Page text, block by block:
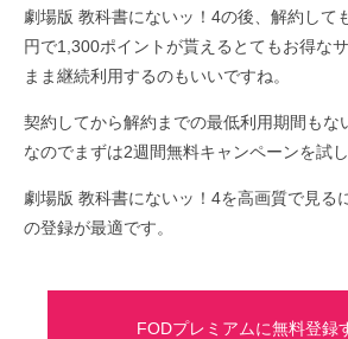
劇場版 教科書にないッ！4の後、解約して
円で1,300ポイントが貰えるとてもお得な
まま継続利用するのもいいですね。
契約してから解約までの最低利用期間もな
なのでまずは2週間無料キャンペーンを試し
劇場版 教科書にないッ！4を高画質で見る
の登録が最適です。
FODプレミアムに無料登録